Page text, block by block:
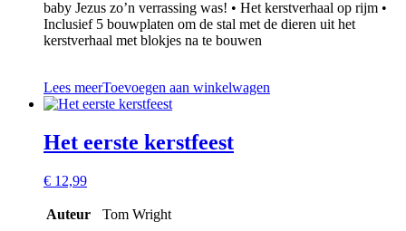
baby Jezus zo’n verrassing was! • Het kerstverhaal op rijm •
Inclusief 5 bouwplaten om de stal met de dieren uit het
kerstverhaal met blokjes na te bouwen
Lees meerToevoegen aan winkelwagen
Het eerste kerstfeest
€ 12,99
Auteur Tom Wright